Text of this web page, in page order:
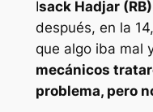
Isack Hadjar
después, en la
que algo iba mal
mecánicos
problema, pero